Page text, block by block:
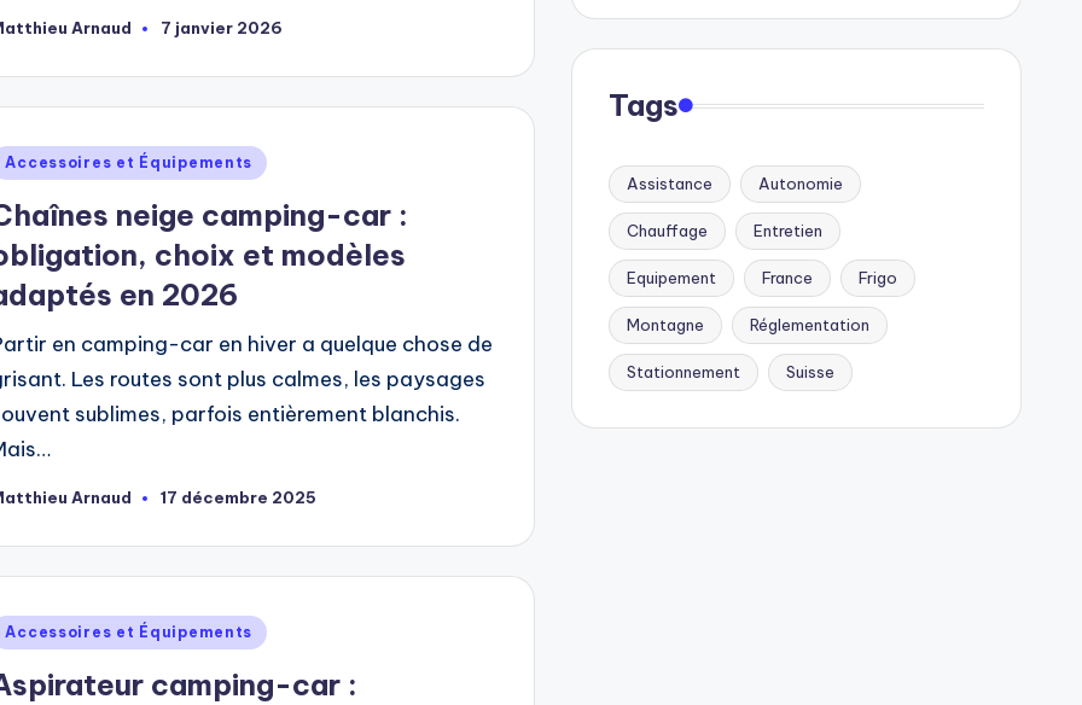
Arnaud 7 janvier 2026
Accessoires et Équipements
neige camping-car :
choix et modèles
en 2026
en camping-car en hiver a quelque chose de
Les routes sont plus calmes, les paysages
sublimes, parfois entièrement blanchis.
Arnaud 17 décembre 2025
Accessoires et Équipements
camping-car :
Tags
Assistance Autonomie
Chauffage Entretien
Equipement France Frigo
Montagne Réglementation
Stationnement Suisse